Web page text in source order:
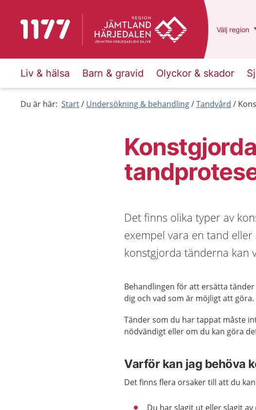
Till startsidan för 1177 Du har valt
Välj en
region
Liv & hälsa Barn & gravid Olyckor & skador
Du är här: Start Undersökning & behandling Tandvård
Det finns olika typer av
exempel vara en tand
konstgjorda tänderna kan
Behandlingen för att ersätta
dig och vad som är möjligt att göra.
Tänder som du har tappat måste
nödvändigt eller om du kan göra
Varför kan jag behöva
Det finns flera orsaker till att du
Du har slagit ut eller slagit